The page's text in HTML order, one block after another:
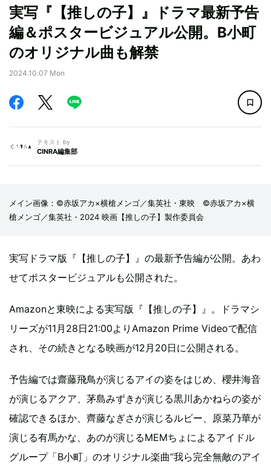
実写『【推しの子】』ドラマ最新予告
編＆ポスタービジュアル公開。B小町
のオリジナル曲も解禁
2024.10.07 Mon
テキスト by
CINRA編集部
メイン画像：©赤坂アカ×横槍メンゴ／集英社・東映 ©赤坂アカ×横
槍メンゴ／集英社・2024 映画【推しの子】製作委員会
実写ドラマ版『【推しの子】』の最新予告編が公開。あわ
せてポスタービジュアルも公開された。
Amazonと東映による実写版『【推しの子】』。ドラマシ
リーズが11月28日21:00よりAmazon Prime Videoで配信
され、その続きとなる映画が12月20日に公開される。
予告編では齋藤飛鳥が演じるアイの姿をはじめ、櫻井海音
が演じるアクア、茅島みずきが演じる黒川あかねらの姿が
確認できるほか、齊藤なぎさが演じるルビー、原菜乃華が
演じる有馬かな、あのが演じるMEMちょによるアイドル
グループ「B小町」のオリジナル楽曲“我ら完全無敵のアイ